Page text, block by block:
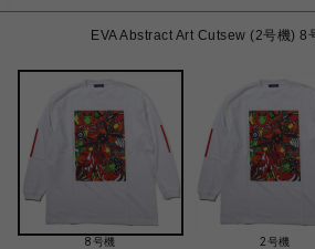
EVA Abstract Art Cutsew (2号機) 8
8号機 2号機